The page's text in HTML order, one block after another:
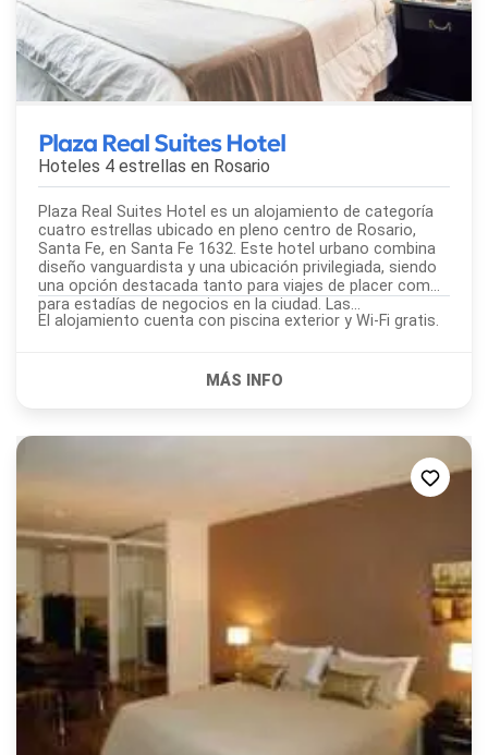
Plaza Real Suites Hotel
Hoteles 4 estrellas en Rosario
Plaza Real Suites Hotel es un alojamiento de categoría
cuatro estrellas ubicado en pleno centro de Rosario,
Santa Fe, en Santa Fe 1632. Este hotel urbano combina
diseño vanguardista y una ubicación privilegiada, siendo
una opción destacada tanto para viajes de placer como
para estadías de negocios en la ciudad. Las...
El alojamiento cuenta con piscina exterior y Wi-Fi gratis.